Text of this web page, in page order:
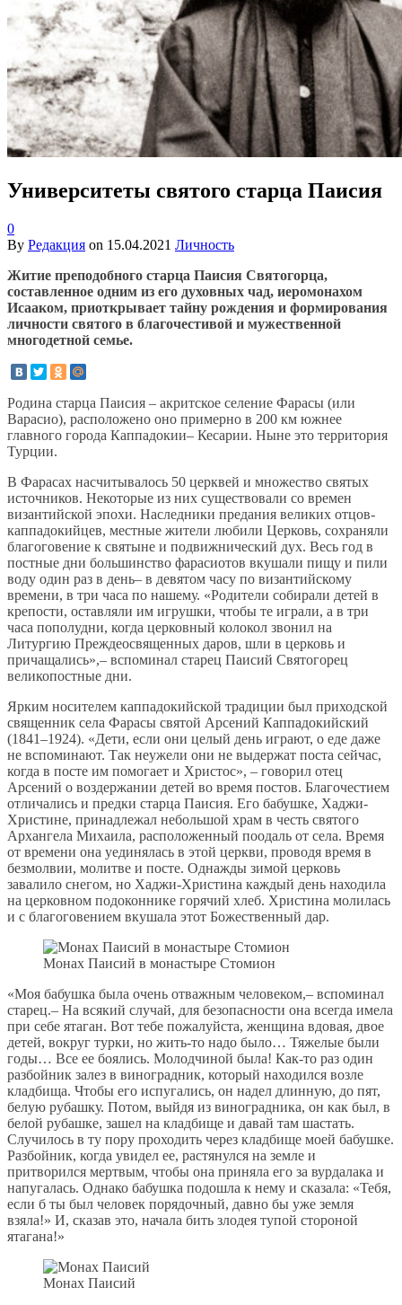
Университеты святого старца Паисия
0
By Редакция on 15.04.2021 Личность
Житие преподобного старца Паисия Святогорца,
составленное одним из его духовных чад, иеромонахом
Исааком, приоткрывает тайну рождения и формирования
личности святого в благочестивой и мужественной
многодетной семье.
Родина старца Паисия – акритское селение Фарасы (или
Варасио), расположено оно примерно в 200 км южнее
главного города Каппадокии– Кесарии. Ныне это территория
Турции.
В Фарасах насчитывалось 50 церквей и множество святых
источников. Некоторые из них существовали со времен
византийской эпохи. Наследники предания великих отцов-
каппадокийцев, местные жители любили Церковь, сохраняли
благоговение к святыне и подвижнический дух. Весь год в
постные дни большинство фарасиотов вкушали пищу и пили
воду один раз в день– в девятом часу по византийскому
времени, в три часа по нашему. «Родители собирали детей в
крепости, оставляли им игрушки, чтобы те играли, а в три
часа пополудни, когда церковный колокол звонил на
Литургию Преждеосвященных даров, шли в церковь и
причащались»,– вспоминал старец Паисий Святогорец
великопостные дни.
Ярким носителем каппадокийской традиции был приходской
священник села Фарасы святой Арсений Каппадокийский
(1841–1924). «Дети, если они целый день играют, о еде даже
не вспоминают. Так неужели они не выдержат поста сейчас,
когда в посте им помогает и Христос», – говорил отец
Арсений о воздержании детей во время постов. Благочестием
отличались и предки старца Паисия. Его бабушке, Хаджи-
Христине, принадлежал небольшой храм в честь святого
Архангела Михаила, расположенный поодаль от села. Время
от времени она уединялась в этой церкви, проводя время в
безмолвии, молитве и посте. Однажды зимой церковь
завалило снегом, но Хаджи-Христина каждый день находила
на церковном подоконнике горячий хлеб. Христина молилась
и с благоговением вкушала этот Божественный дар.
Монах Паисий в монастыре Стомион
«Моя бабушка была очень отважным человеком,– вспоминал
старец.– На всякий случай, для безопасности она всегда имела
при себе ятаган. Вот тебе пожалуйста, женщина вдовая, двое
детей, вокруг турки, но жить-то надо было… Тяжелые были
годы… Все ее боялись. Молодчиной была! Как-то раз один
разбойник залез в виноградник, который находился возле
кладбища. Чтобы его испугались, он надел длинную, до пят,
белую рубашку. Потом, выйдя из виноградника, он как был, в
белой рубашке, зашел на кладбище и давай там шастать.
Случилось в ту пору проходить через кладбище моей бабушке.
Разбойник, когда увидел ее, растянулся на земле и
притворился мертвым, чтобы она приняла его за вурдалака и
напугалась. Однако бабушка подошла к нему и сказала: «Тебя,
если б ты был человек порядочный, давно бы уже земля
взяла!» И, сказав это, начала бить злодея тупой стороной
ятагана!»
Монах Паисий